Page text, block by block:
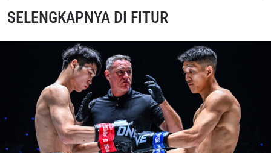
SELENGKAPNYA DI FITUR